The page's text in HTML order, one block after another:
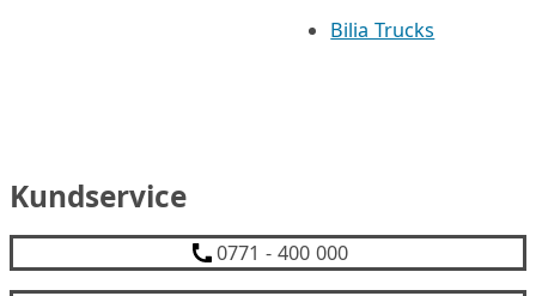
Bilia Trucks
Kundservice
0771 - 400 000